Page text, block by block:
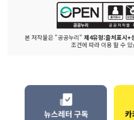
본 저작물은 "공공누리" 제4유형:출처표시+
조건에 따라 이용 할 수 있